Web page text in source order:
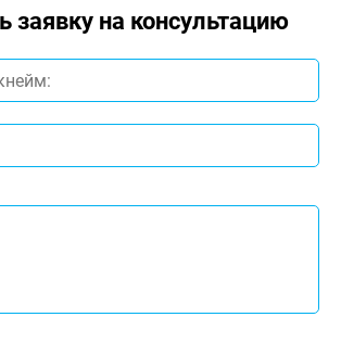
заявку на консультацию